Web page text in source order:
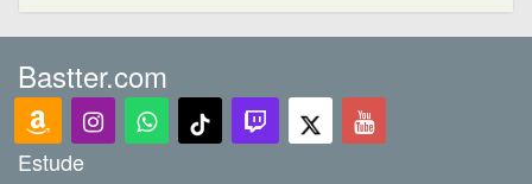
Bastter.com
Estude